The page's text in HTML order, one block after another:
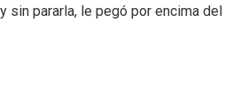
pararla, le pegó por encima del